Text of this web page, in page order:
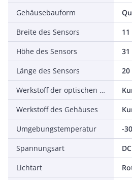
Gehäusebauform
Breite des Sensors
Höhe des Sensors
31
Länge des Sensors
20
Werkstoff der optischen Fläche
Werkstoff des Gehäuses
Umgebungstemperatur
-
Spannungsart
DC
Lichtart